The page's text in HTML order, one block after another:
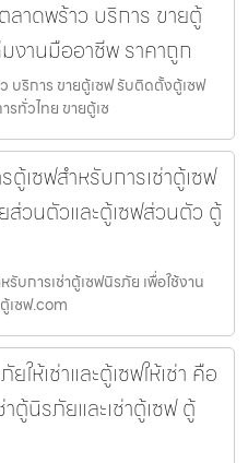
ลาดพร้าว บริการ ขายตู้
งานมืออาชีพ ราคาถูก
บริการ ขายตู้เซฟ รับติดตั้งตู้เซฟ
ทั่วไทย ขายตู้เซ
เซฟสำหรับการเช่าตู้เซฟ
ส่วนตัวและตู้เซฟส่วนตัว ตู้
บการเช่าตู้เซฟนิรภัย เพื่อใช้งาน
เซฟ.com
ห้เช่าและตู้เซฟให้เช่า คือ
ตู้นิรภัยและเช่าตู้เซฟ ตู้